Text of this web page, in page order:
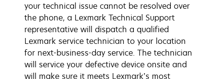
your technical issue cannot be resolved over
the phone, a Lexmark Technical Support
representative will dispatch a qualified
Lexmark service technician to your location
for next-business-day service. The technician
will service your defective device onsite and
will make sure it meets Lexmark’s most